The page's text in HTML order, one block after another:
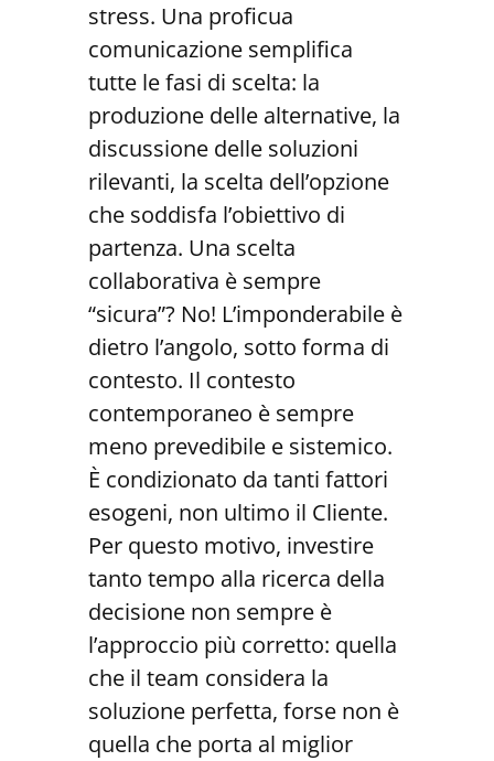
stress. Una proficua
comunicazione semplifica
tutte le fasi di scelta: la
produzione delle alternative, la
discussione delle soluzioni
rilevanti, la scelta dell’opzione
che soddisfa l’obiettivo di
partenza. Una scelta
collaborativa è sempre
“sicura”? No! L’imponderabile è
dietro l’angolo, sotto forma di
contesto. Il contesto
contemporaneo è sempre
meno prevedibile e sistemico.
È condizionato da tanti fattori
esogeni, non ultimo il Cliente.
Per questo motivo, investire
tanto tempo alla ricerca della
decisione non sempre è
l’approccio più corretto: quella
che il team considera la
soluzione perfetta, forse non è
quella che porta al miglior